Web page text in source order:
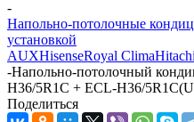
-
Напольно-потолочные
установкой
AUXHisenseRoyal ClimaHitachi
-Напольно-потолочный
H36/5R1C + ECL-H36/
Поделиться